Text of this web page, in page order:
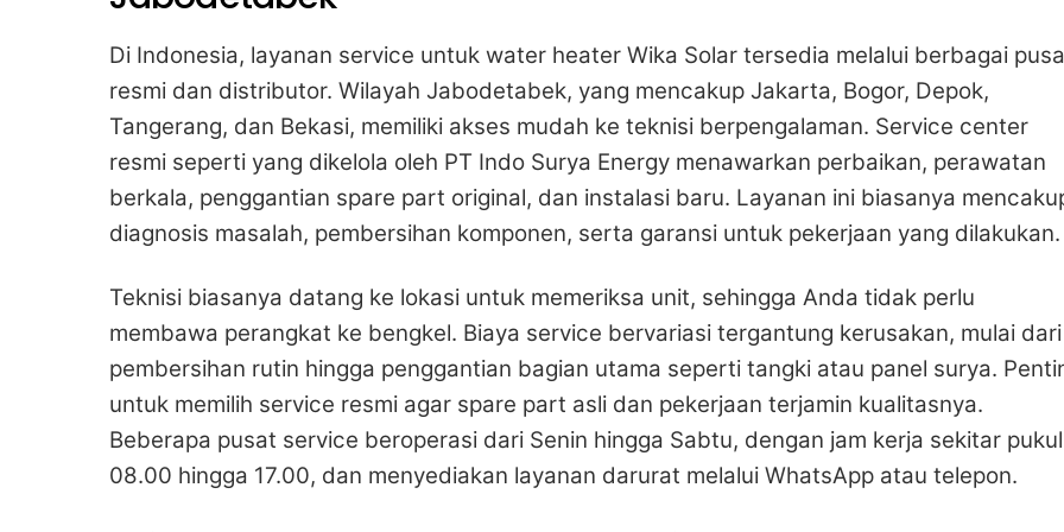
Di Indonesia, layanan service untuk water heater Wika Solar tersedia melalui berbagai
resmi dan distributor. Wilayah Jabodetabek, yang mencakup Jakarta, Bogor, Depok,
Tangerang, dan Bekasi, memiliki akses mudah ke teknisi berpengalaman. Service center
resmi seperti yang dikelola oleh PT Indo Surya Energy menawarkan perbaikan, perawatan
berkala, penggantian spare part original, dan instalasi baru. Layanan ini biasanya
diagnosis masalah, pembersihan komponen, serta garansi untuk pekerjaan yang dilakukan.
Teknisi biasanya datang ke lokasi untuk memeriksa unit, sehingga Anda tidak perlu
membawa perangkat ke bengkel. Biaya service bervariasi tergantung kerusakan, mulai dari
pembersihan rutin hingga penggantian bagian utama seperti tangki atau panel surya.
untuk memilih service resmi agar spare part asli dan pekerjaan terjamin kualitasnya.
Beberapa pusat service beroperasi dari Senin hingga Sabtu, dengan jam kerja sekitar pukul
08.00 hingga 17.00, dan menyediakan layanan darurat melalui WhatsApp atau telepon.